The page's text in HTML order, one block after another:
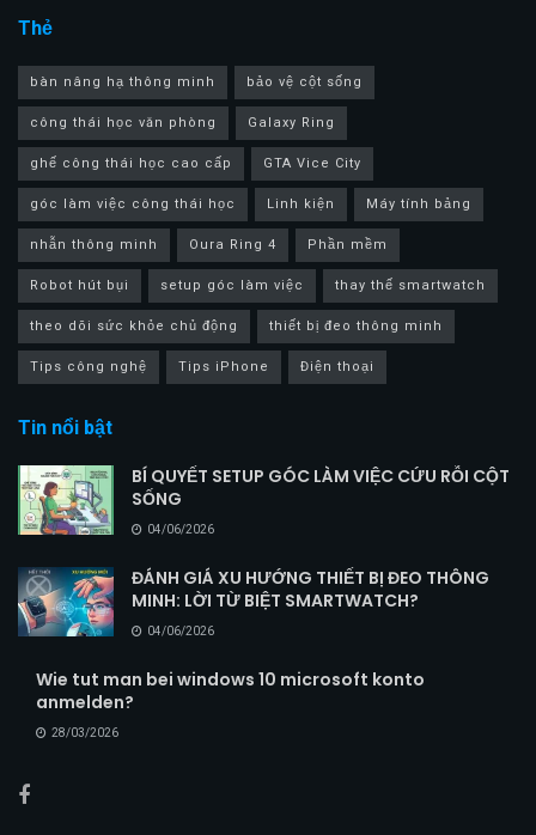
Thẻ
bàn nâng hạ thông minh
bảo vệ cột sống
công thái học văn phòng
Galaxy Ring
ghế công thái học cao cấp
GTA Vice City
góc làm việc công thái học
Linh kiện
Máy tính bảng
nhẫn thông minh
Oura Ring 4
Phần mềm
Robot hút bụi
setup góc làm việc
thay thế smartwatch
theo dõi sức khỏe chủ động
thiết bị đeo thông minh
Tips công nghệ
Tips iPhone Điện thoại
Tin nổi bật
BÍ QUYẾT SETUP GÓC LÀM VIỆC CỨU RỖI CỘT
SỐNG
04/06/2026
ĐÁNH GIÁ XU HƯỚNG THIẾT BỊ ĐEO THÔNG
MINH: LỜI TỪ BIỆT SMARTWATCH?
04/06/2026
Wie tut man bei windows 10 microsoft konto
anmelden?
28/03/2026